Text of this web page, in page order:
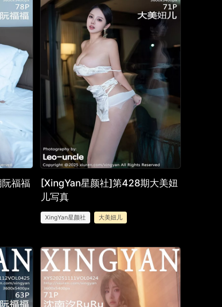
福福
[XingYan星颜社]第428期大美妞
儿写真
XingYan星颜社 大美妞儿